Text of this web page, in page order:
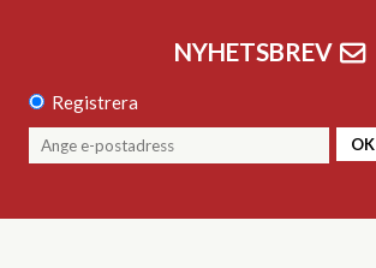
NYHETSBREV
Registrera
OK